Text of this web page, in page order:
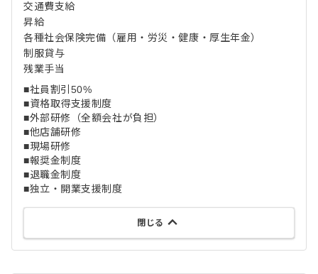
交通費支給
昇給
各種社会保険完備（雇用・労災・健康・厚生年金）
制服貸与
残業手当
■社員割引50%
■資格取得支援制度
■外部研修（全額会社が負担）
■他店舗研修
■現場研修
■報奨金制度
■退職金制度
■独立・開業支援制度
閉じる